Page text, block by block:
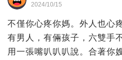
2024/10/15
不僅你心疼你媽。外人也心
有男人，有倆孩子，六雙手
用一張嘴叭叭叭說。合著你